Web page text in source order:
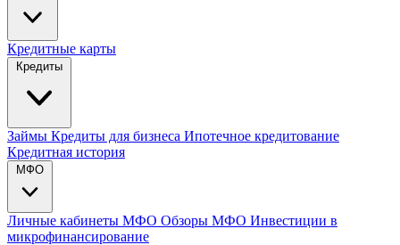
Кредитные карты
Кредиты
Займы Кредиты для бизнеса Ипотечное кредитование
Кредитная история
МФО
Личные кабинеты МФО Обзоры МФО Инвестиции в
микрофинансирование